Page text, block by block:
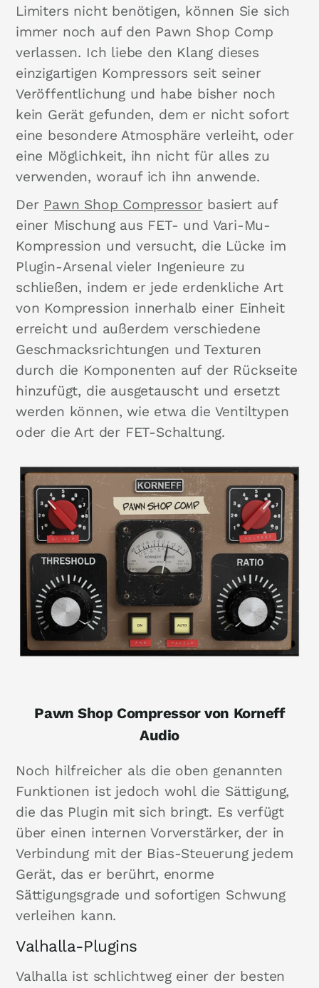
Limiters nicht benötigen, können Sie sich
immer noch auf den Pawn Shop Comp
verlassen. Ich liebe den Klang dieses
einzigartigen Kompressors seit seiner
Veröffentlichung und habe bisher noch
kein Gerät gefunden, dem er nicht sofort
eine besondere Atmosphäre verleiht, oder
eine Möglichkeit, ihn nicht für alles zu
verwenden, worauf ich ihn anwende.
Der Pawn Shop Compressorbasiert auf
einer Mischung aus FET- und Vari-Mu-
Kompression und versucht, die Lücke im
Plugin-Arsenal vieler Ingenieure zu
schließen, indem er jede erdenkliche Art
von Kompression innerhalb einer Einheit
erreicht und außerdem verschiedene
Geschmacksrichtungen und Texturen
durch die Komponenten auf der Rückseite
hinzufügt, die ausgetauscht und ersetzt
werden können, wie etwa die Ventiltypen
oder die Art der FET-Schaltung.
Pawn Shop Compressor von Korneff
Audio
Noch hilfreicher als die oben genannten
Funktionen ist jedoch wohl die Sättigung,
die das Plugin mit sich bringt. Es verfügt
über einen internen Vorverstärker, der in
Verbindung mit der Bias-Steuerung jedem
Gerät, das er berührt, enorme
Sättigungsgrade und sofortigen Schwung
verleihen kann.
Valhalla-Plugins
Valhalla ist schlichtweg einer der besten